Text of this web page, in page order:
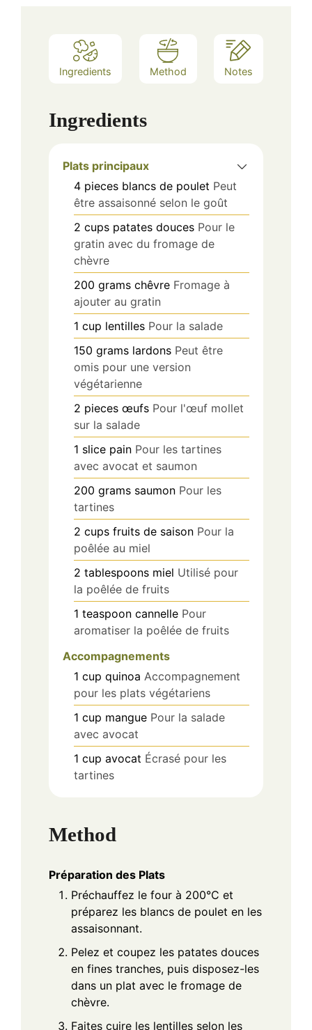
Ingredients Method Notes
Ingredients
Plats principaux
4 pieces blancs de poulet Peut
être assaisonné selon le goût
2 cups patates douces Pour le
gratin avec du fromage de
chèvre
200 grams chêvre Fromage à
ajouter au gratin
1 cup lentilles Pour la salade
150 grams lardons Peut être
omis pour une version
végétarienne
2 pieces œufs Pour l'œuf mollet
sur la salade
1 slice pain Pour les tartines
avec avocat et saumon
200 grams saumon Pour les
tartines
2 cups fruits de saison Pour la
poêlée au miel
2 tablespoons miel Utilisé pour
la poêlée de fruits
1 teaspoon cannelle Pour
aromatiser la poêlée de fruits
Accompagnements
1 cup quinoa Accompagnement
pour les plats végétariens
1 cup mangue Pour la salade
avec avocat
1 cup avocat Écrasé pour les
tartines
Method
Préparation des Plats
Préchauffez le four à 200°C et
préparez les blancs de poulet en les
assaisonnant.
Pelez et coupez les patates douces
en fines tranches, puis disposez-les
dans un plat avec le fromage de
chèvre.
Faites cuire les lentilles selon les